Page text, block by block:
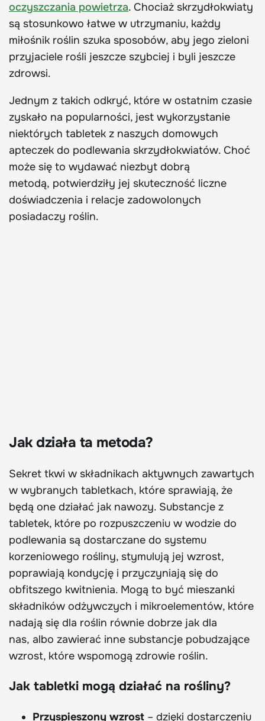
oczyszczania powietrza. Chociaż skrzydłokwiaty
są stosunkowo łatwe w utrzymaniu, każdy
miłośnik roślin szuka sposobów, aby jego zieloni
przyjaciele rośli jeszcze szybciej i byli jeszcze
zdrowsi.
Jednym z takich odkryć, które w ostatnim czasie
zyskało na popularności, jest wykorzystanie
niektórych tabletek z naszych domowych
apteczek do podlewania skrzydłokwiatów. Choć
może się to wydawać niezbyt dobrą
metodą, potwierdziły jej skuteczność liczne
doświadczenia i relacje zadowolonych
posiadaczy roślin.
Jak działa ta metoda?
Sekret tkwi w składnikach aktywnych zawartych
w wybranych tabletkach, które sprawiają, że
będą one działać jak nawozy. Substancje z
tabletek, które po rozpuszczeniu w wodzie do
podlewania są dostarczane do systemu
korzeniowego rośliny, stymulują jej wzrost,
poprawiają kondycję i przyczyniają się do
obfitszego kwitnienia. Mogą to być mieszanki
składników odżywczych i mikroelementów, które
nadają się dla roślin równie dobrze jak dla
nas, albo zawierać inne substancje pobudzające
wzrost, które wspomogą zdrowie roślin.
Jak tabletki mogą działać na rośliny?
Przyspieszony wzrost – dzięki dostarczeniu